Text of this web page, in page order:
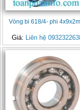
Vòng bi 618/4- phi
Giá: Liên hệ